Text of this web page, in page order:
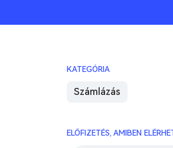
KATEGÓRIA
Számlázás
ELŐFIZETÉS, AMIBEN